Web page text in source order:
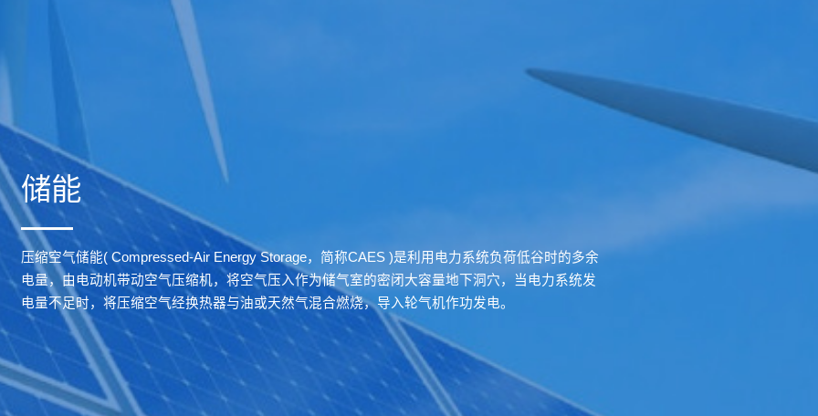
储能
压缩空气储能( Compressed-Air Energy Storage，简称CAES )是利用电力系统负荷低谷时的多余
电量，由电动机带动空气压缩机，将空气压入作为储气室的密闭大容量地下洞穴， 当电力系统发
电量不足时，将压缩空气经换热器与油或天然气混合燃烧，导入轮气机作功发电。